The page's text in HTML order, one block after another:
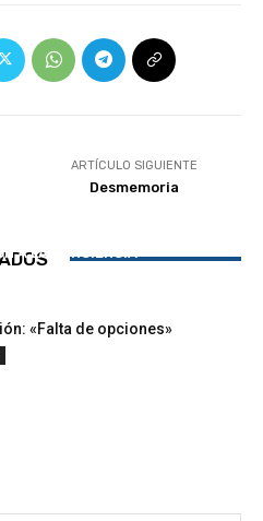
ARTÍCULO SIGUIENTE
Desmemoria
A LA CONCIENCIA
«Falta de opciones»